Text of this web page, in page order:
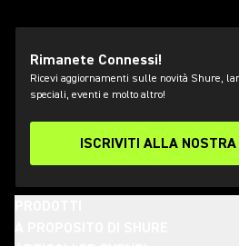
Rimanete Connessi!
Ricevi aggiornamenti sulle novità Shure,
speciali, eventi e molto altro!
ISCRIVITI ALLA